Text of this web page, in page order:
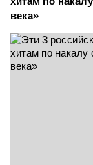
века»